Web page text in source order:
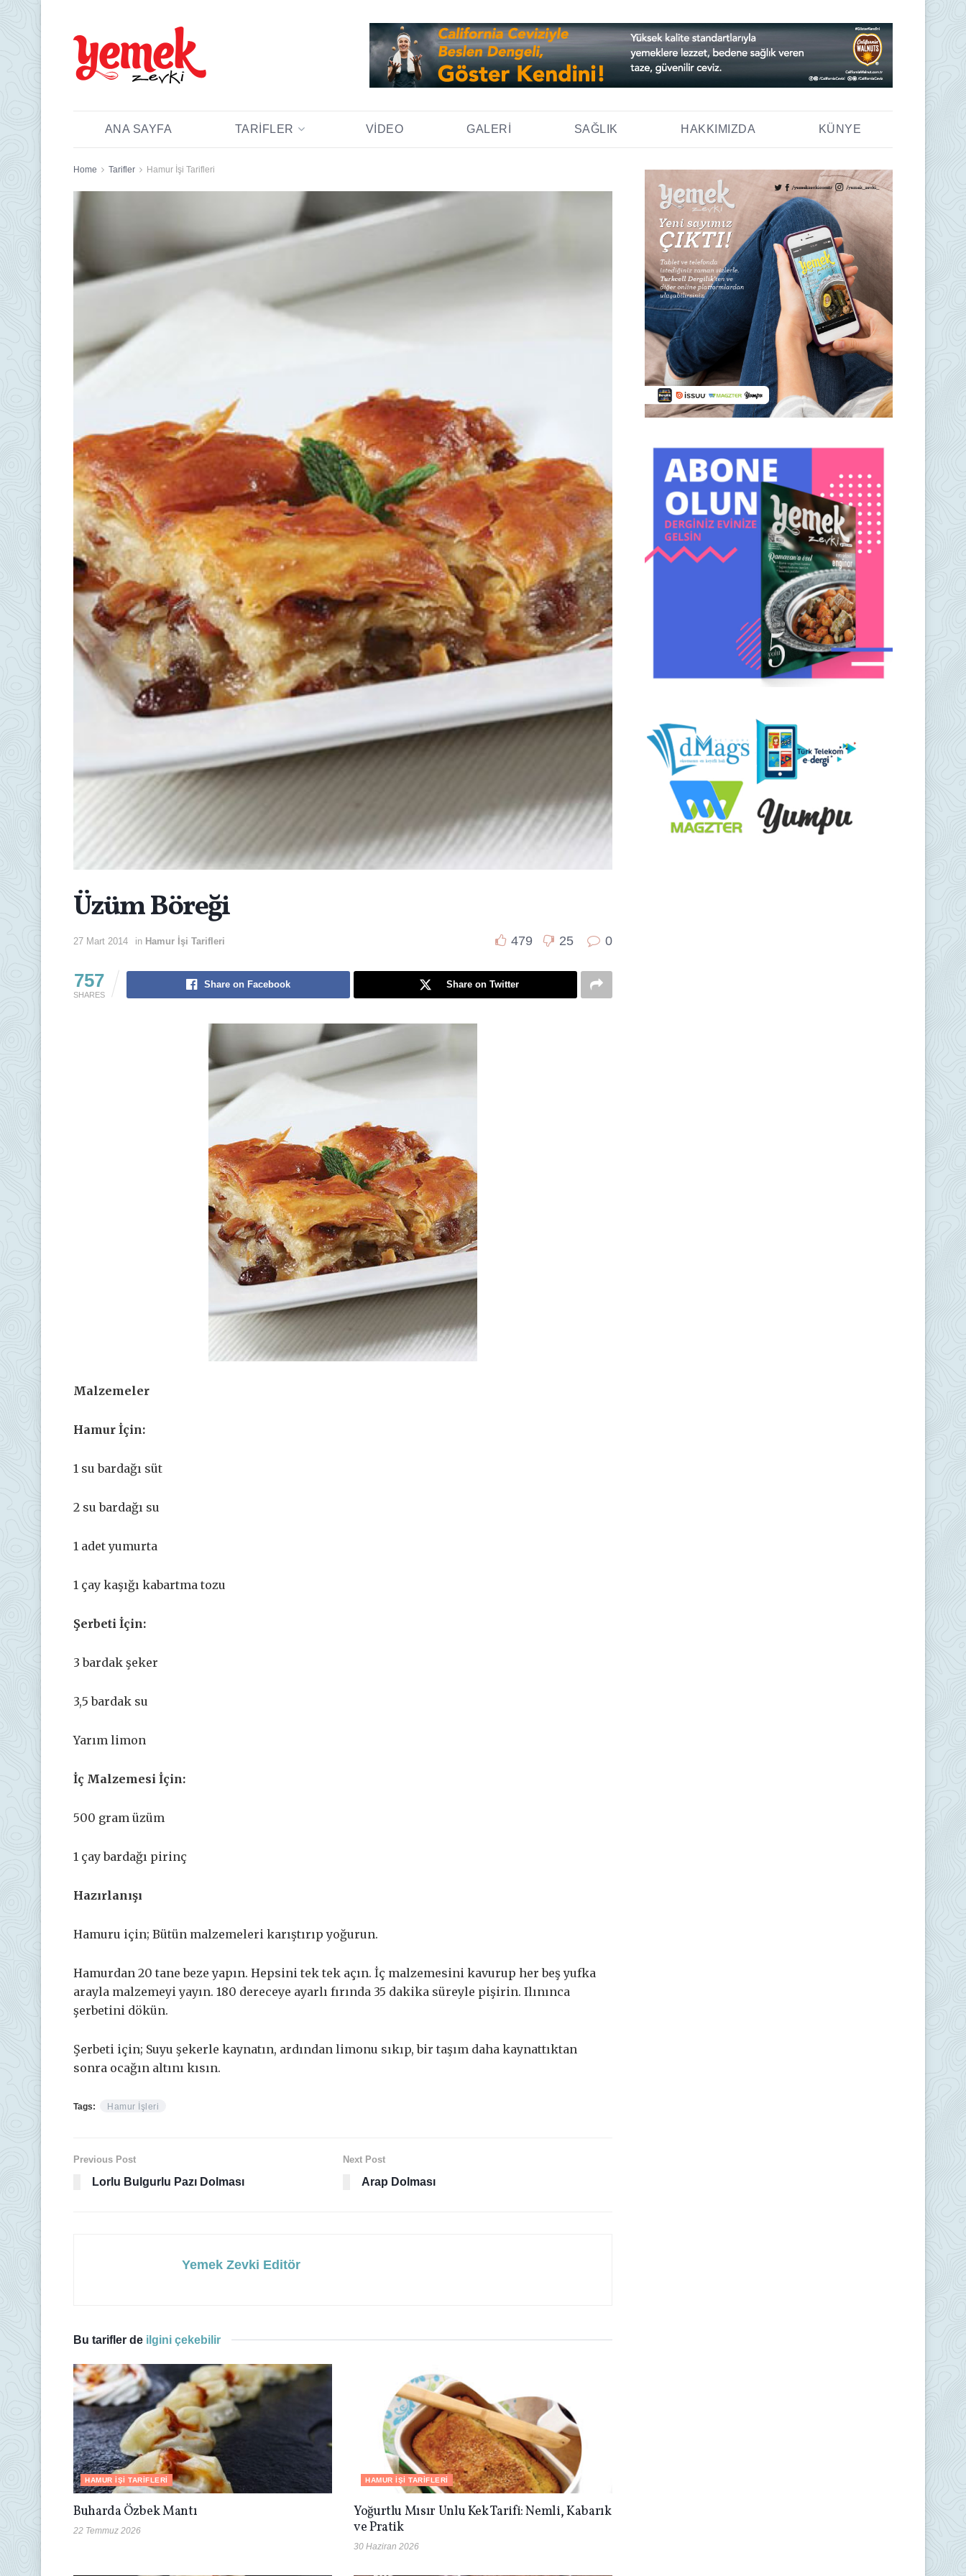
ANA SAYFA TARIFLER VIDEO GALERI SAĞLIK HAKKIMIZDA KÜNYE
Home Tarifler Hamur İşi Tarifleri
Üzüm Böreği
27 Mart 2014 in Hamur İşi Tarifleri 479 25 0
757
SHARES
Share on Facebook Share on Twitter
Malzemeler
Hamur İçin:
1 su bardağı süt
2 su bardağı su
1 adet yumurta
1 çay kaşığı kabartma tozu
Şerbeti İçin:
3 bardak şeker
3,5 bardak su
Yarım limon
İç Malzemesi İçin:
500 gram üzüm
1 çay bardağı pirinç
Hazırlanışı
Hamuru için; Bütün malzemeleri karıştırıp yoğurun.
Hamurdan 20 tane beze yapın. Hepsini tek tek açın. İç malzemesini kavurup her beş yufka
arayla malzemeyi yayın. 180 dereceye ayarlı fırında 35 dakika süreyle pişirin. Ilınınca
şerbetini dökün.
Şerbeti için; Suyu şekerle kaynatın, ardından limonu sıkıp, bir taşım daha kaynattıktan
sonra ocağın altını kısın.
Tags: Hamur İşleri
Previous Post
Lorlu Bulgurlu Pazı Dolması
Next Post
Arap Dolması
Yemek Zevki Editör
Bu tarifler de ilgini çekebilir
HAMUR İŞI TARIFLERI
Buharda Özbek Mantı
22 Temmuz 2026
HAMUR İŞI TARIFLERI
Yoğurtlu Mısır Unlu Kek Tarifi: Nemli, Kabarık
ve Pratik
30 Haziran 2026